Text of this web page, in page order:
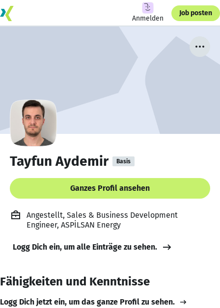
Anmelden
Job posten
Tayfun Aydemir Basis
Ganzes Profil ansehen
Angestellt, Sales & Business Development
Engineer, ASPİLSAN Energy
Logg Dich ein, um alle Einträge zu sehen.
Fähigkeiten und Kenntnisse
Logg Dich jetzt ein, um das ganze Profil zu sehen.